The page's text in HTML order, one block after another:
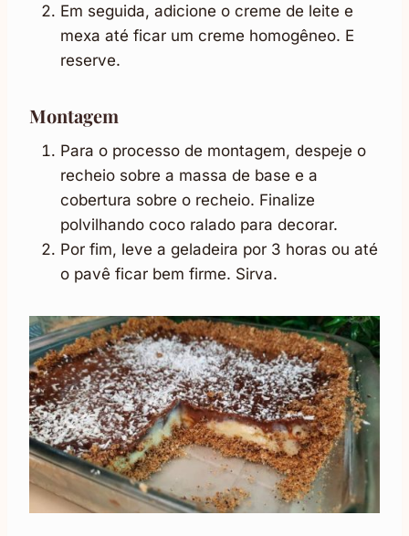
Em seguida, adicione o creme de leite e
mexa até ficar um creme homogêneo. E
reserve.
Montagem
Para o processo de montagem, despeje o
recheio sobre a massa de base e a
cobertura sobre o recheio. Finalize
polvilhando coco ralado para decorar.
Por fim, leve a geladeira por 3 horas ou até
o pavê ficar bem firme. Sirva.